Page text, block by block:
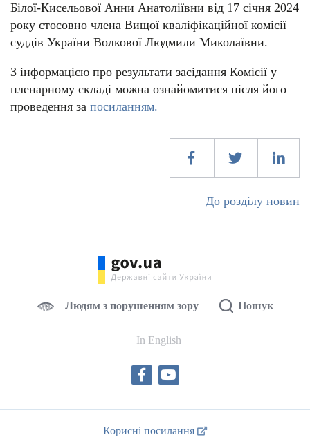
Білої-Кисельової Анни Анатоліївни від 17 січня 2024
року стосовно члена Вищої кваліфікаційної комісії
суддів України Волкової Людмили Миколаївни.
З інформацією про результати засідання Комісії у
пленарному складі можна ознайомитися після його
проведення за посиланням.
До розділу новин
Людям з порушенням зору Пошук
In English
Корисні посилання